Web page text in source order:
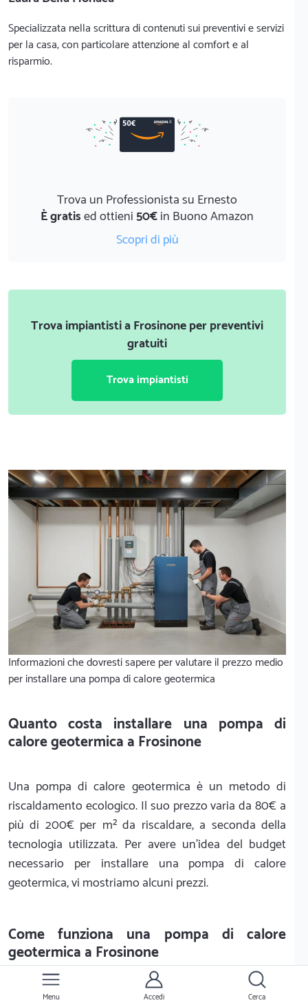
Specializzata nella scrittura di contenuti sui preventivi e servizi
per la casa, con particolare attenzione al comfort e al
risparmio.
Trova un Professionista su Ernesto
È gratised ottieni50€in Buono Amazon
Scopri di più
Trova impiantisti a Frosinone per preventivi
gratuiti
Trova impiantisti
Informazioni che dovresti sapere per valutare il prezzo medio
per installare una pompa di calore geotermica
Quanto costa installare una pompa di
calore geotermica a Frosinone
Una pompa di calore geotermica è un metodo di
riscaldamento ecologico. Il suo prezzo varia da 80€ a
più di 200€ per m² da riscaldare, a seconda della
tecnologia utilizzata. Per avere un'idea del budget
necessario per installare una pompa di calore
geotermica, vi mostriamo alcuni prezzi.
Come funziona una pompa di calore
geotermica a Frosinone
Una pompa di calore geotermica ha un costo più
Menu Accedi Cerca